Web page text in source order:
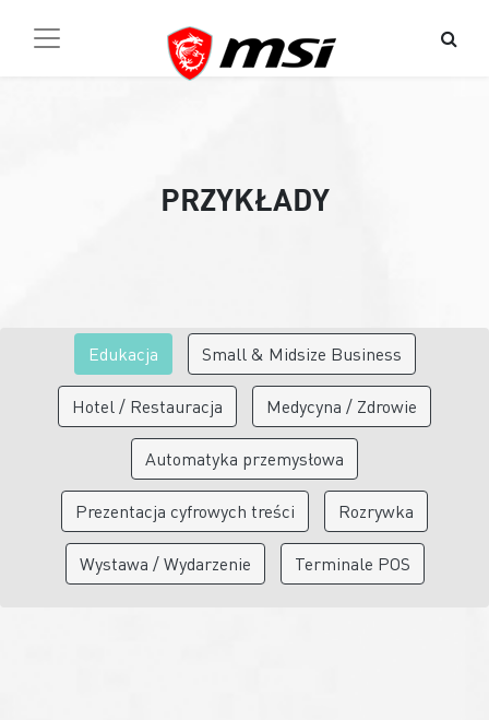
PRZYKŁADY
Edukacja Small & Midsize Business
Hotel / Restauracja Medycyna / Zdrowie
Automatyka przemysłowa
Prezentacja cyfrowych treści Rozrywka
Wystawa / Wydarzenie Terminale POS